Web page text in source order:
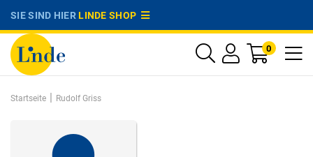
SIE SIND HIERLINDE SHOP
0
Startseite | Rudolf Griss